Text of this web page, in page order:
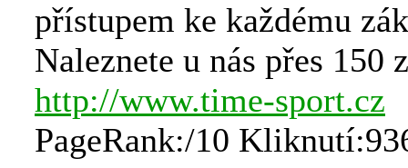
přístupem ke každému
Naleznete u nás přes 150
http://www.time-sport.cz
PageRank:/10